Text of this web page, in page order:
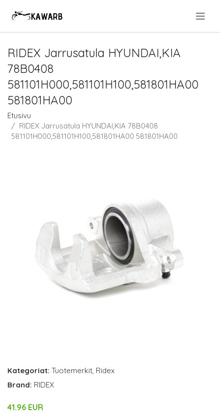
RIDEX Jarrusatula HYUNDAI,KIA
78B0408
581101H000,581101H100,581801HA00
581801HA00
Etusivu
RIDEX Jarrusatula HYUNDAI,KIA 78B0408
581101H000,581101H100,581801HA00 581801HA00
Kategoriat: Tuotemerkit, Ridex
Brand: RIDEX
41.96 EUR